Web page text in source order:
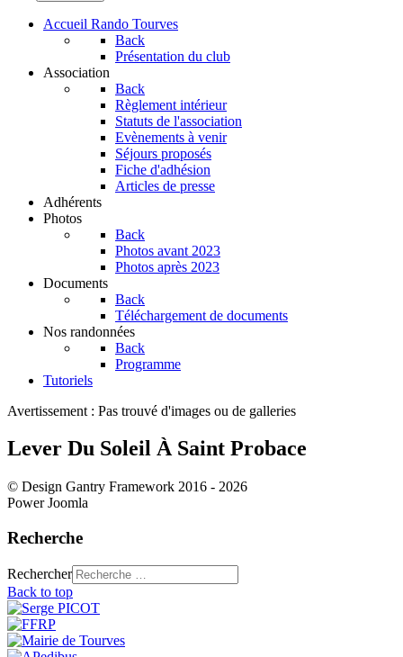
Accueil Rando Tourves
Back
Présentation du club
Association
Back
Règlement intérieur
Statuts de l'association
Evènements à venir
Séjours proposés
Fiche d'adhésion
Articles de presse
Adhérents
Photos
Back
Photos avant 2023
Photos après 2023
Documents
Back
Téléchargement de documents
Nos randonnées
Back
Programme
Tutoriels
Avertissement : Pas trouvé d'images ou de galleries
Lever Du Soleil À Saint Probace
© Design Gantry Framework 2016 - 2026
Power Joomla
Recherche
Rechercher
Back to top